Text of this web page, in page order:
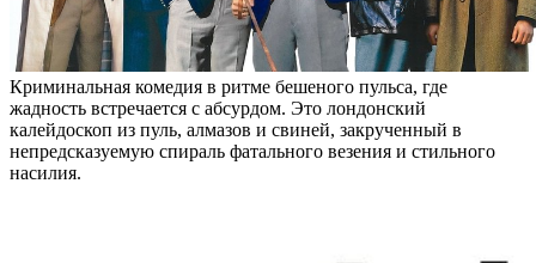
Криминальная комедия в ритме бешеного пульса, где
жадность встречается с абсурдом. Это лондонский
калейдоскоп из пуль, алмазов и свиней, закрученный в
непредсказуемую спираль фатального везения и стильного
насилия.